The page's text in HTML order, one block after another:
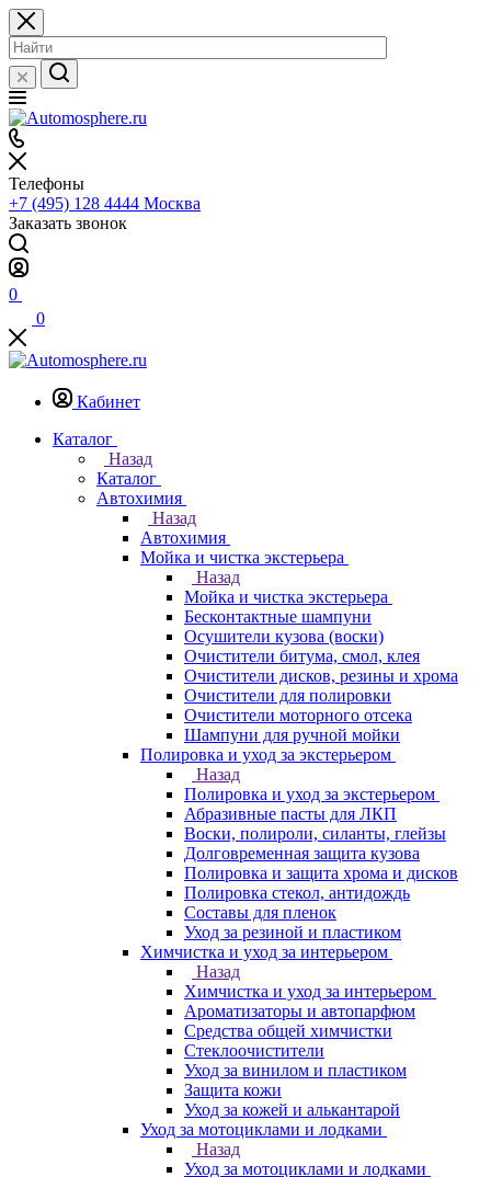
Телефоны
+7 (495) 128 4444 Москва
Заказать звонок
0
0
Кабинет
Каталог
Назад
Каталог
Автохимия
Назад
Автохимия
Мойка и чистка экстерьера
Назад
Мойка и чистка экстерьера
Бесконтактные шампуни
Осушители кузова (воски)
Очистители битума, смол, клея
Очистители дисков, резины и хрома
Очистители для полировки
Очистители моторного отсека
Шампуни для ручной мойки
Полировка и уход за экстерьером
Назад
Полировка и уход за экстерьером
Абразивные пасты для ЛКП
Воски, полироли, силанты, глейзы
Долговременная защита кузова
Полировка и защита хрома и дисков
Полировка стекол, антидождь
Составы для пленок
Уход за резиной и пластиком
Химчистка и уход за интерьером
Назад
Химчистка и уход за интерьером
Ароматизаторы и автопарфюм
Средства общей химчистки
Стеклоочистители
Уход за винилом и пластиком
Защита кожи
Уход за кожей и алькантарой
Уход за мотоциклами и лодками
Назад
Уход за мотоциклами и лодками